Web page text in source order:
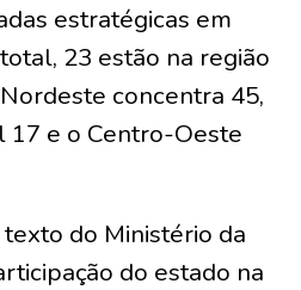
estratégicas em
23 estão na região
concentra 45,
17 e o Centro-Oeste
do Ministério da
do estado na